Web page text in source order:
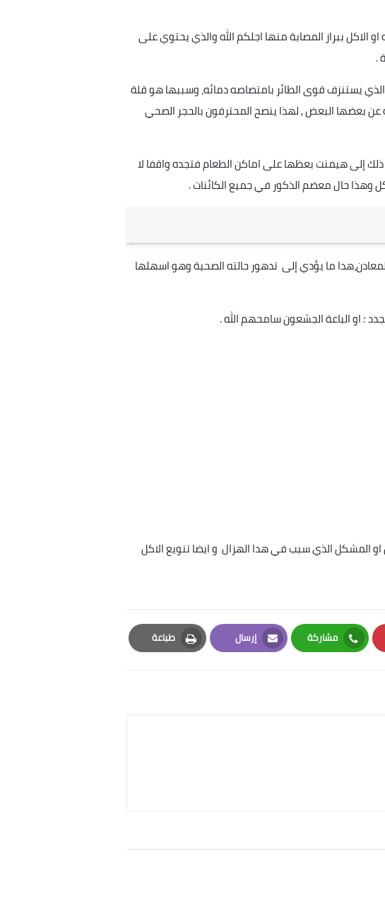
الاكل ببراز المصابة منها اجلكم الله والذي يحتوي على
.
يستنزف قوى الطائر بامتصاصه دمائه، وسببها هو قلة
عن بعضها البعض , لهذا ينصح المحترفون بالحجر الصحي
إلى هيمنت بعظها على اماكن الطعام فتجده واقفا لا
وهذا حال معضم الذكور في جميع الكائنات .
ما يؤدي إلى تدهور حالته الصحية وهو اسهلها
؛ او الباعة الجشعون سامحهم الله .
المشكل الذي سبب في هدا الهزال و ايضا تنويع الاكل
مشاركة
Whatsapp
إرسال
Email
طباعة
Print